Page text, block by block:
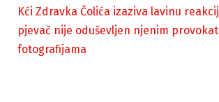
Kći Zdravka Čolića izaziva lavinu
pjevač nije oduševljen njenim
fotografijama